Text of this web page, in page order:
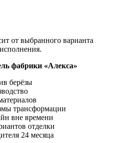
от выбранного варианта
фабрики «Алекса»
берёзы
трансформации
вне времени
отделки
24 месяца